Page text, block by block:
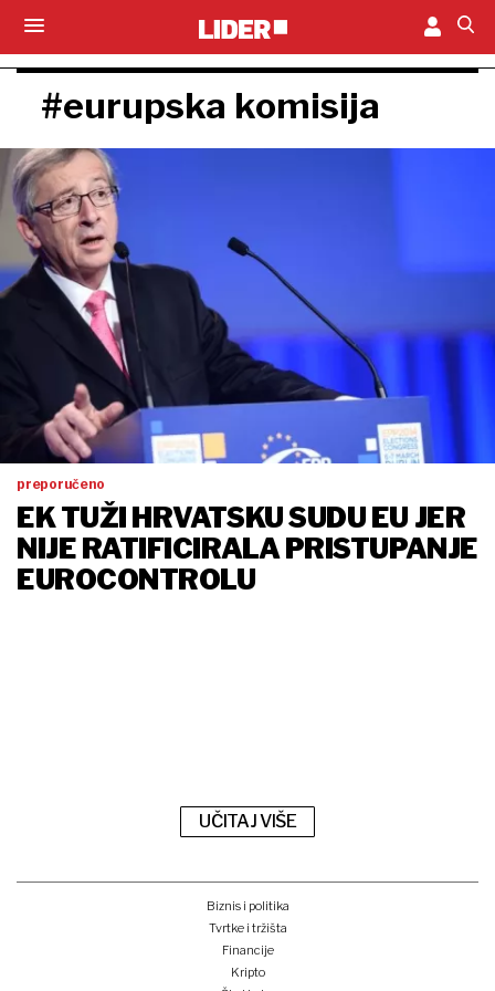
#eurupska komisija
preporučeno
EK TUŽI HRVATSKU SUDU EU JER
NIJE RATIFICIRALA PRISTUPANJE
EUROCONTROLU
UČITAJ VIŠE
Biznis i politika
Tvrtke i tržišta
Financije
Kripto